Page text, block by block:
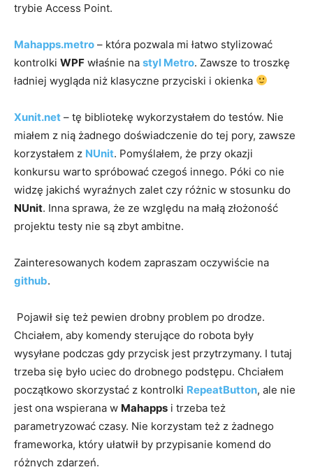
trybie Access Point.
Mahapps.metro – która pozwala mi łatwo stylizować
kontrolki WPF właśnie na styl Metro. Zawsze to troszkę
ładniej wygląda niż klasyczne przyciski i okienka
Xunit.net – tę bibliotekę wykorzystałem do testów. Nie
miałem z nią żadnego doświadczenie do tej pory, zawsze
korzystałem z NUnit. Pomyślałem, że przy okazji
konkursu warto spróbować czegoś innego. Póki co nie
widzę jakichś wyraźnych zalet czy różnic w stosunku do
NUnit. Inna sprawa, że ze względu na małą złożoność
projektu testy nie są zbyt ambitne.
Zainteresowanych kodem zapraszam oczywiście na
github.
Pojawił się też pewien drobny problem po drodze.
Chciałem, aby komendy sterujące do robota były
wysyłane podczas gdy przycisk jest przytrzymany. I tutaj
trzeba się było uciec do drobnego podstępu. Chciałem
początkowo skorzystać z kontrolki RepeatButton, ale nie
jest ona wspierana w Mahapps i trzeba też
parametryzować czasy. Nie korzystam też z żadnego
frameworka, który ułatwił by przypisanie komend do
różnych zdarzeń.